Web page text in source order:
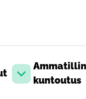
Avaakuntoutus